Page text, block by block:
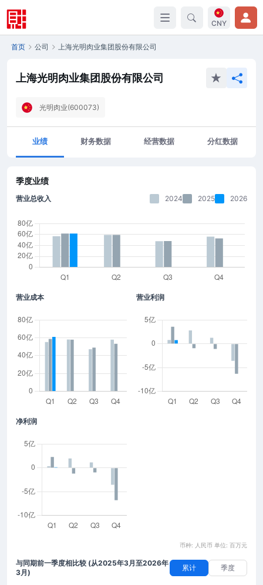
CNY
首页 公司 上海光明肉业集团股份有限公司
上海光明肉业集团股份有限公司
光明肉业(600073)
业绩 财务数据 经营数据 分红数据
季度业绩
营业总收入 2024 2025 2026
营业成本 营业利润
净利润
币种: 人民币 单位: 百万元
与同期前一季度相比较 (从2025年3月至2026年
3月)
累计 季度